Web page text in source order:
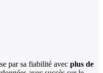
par sa fiabilité avec plus de